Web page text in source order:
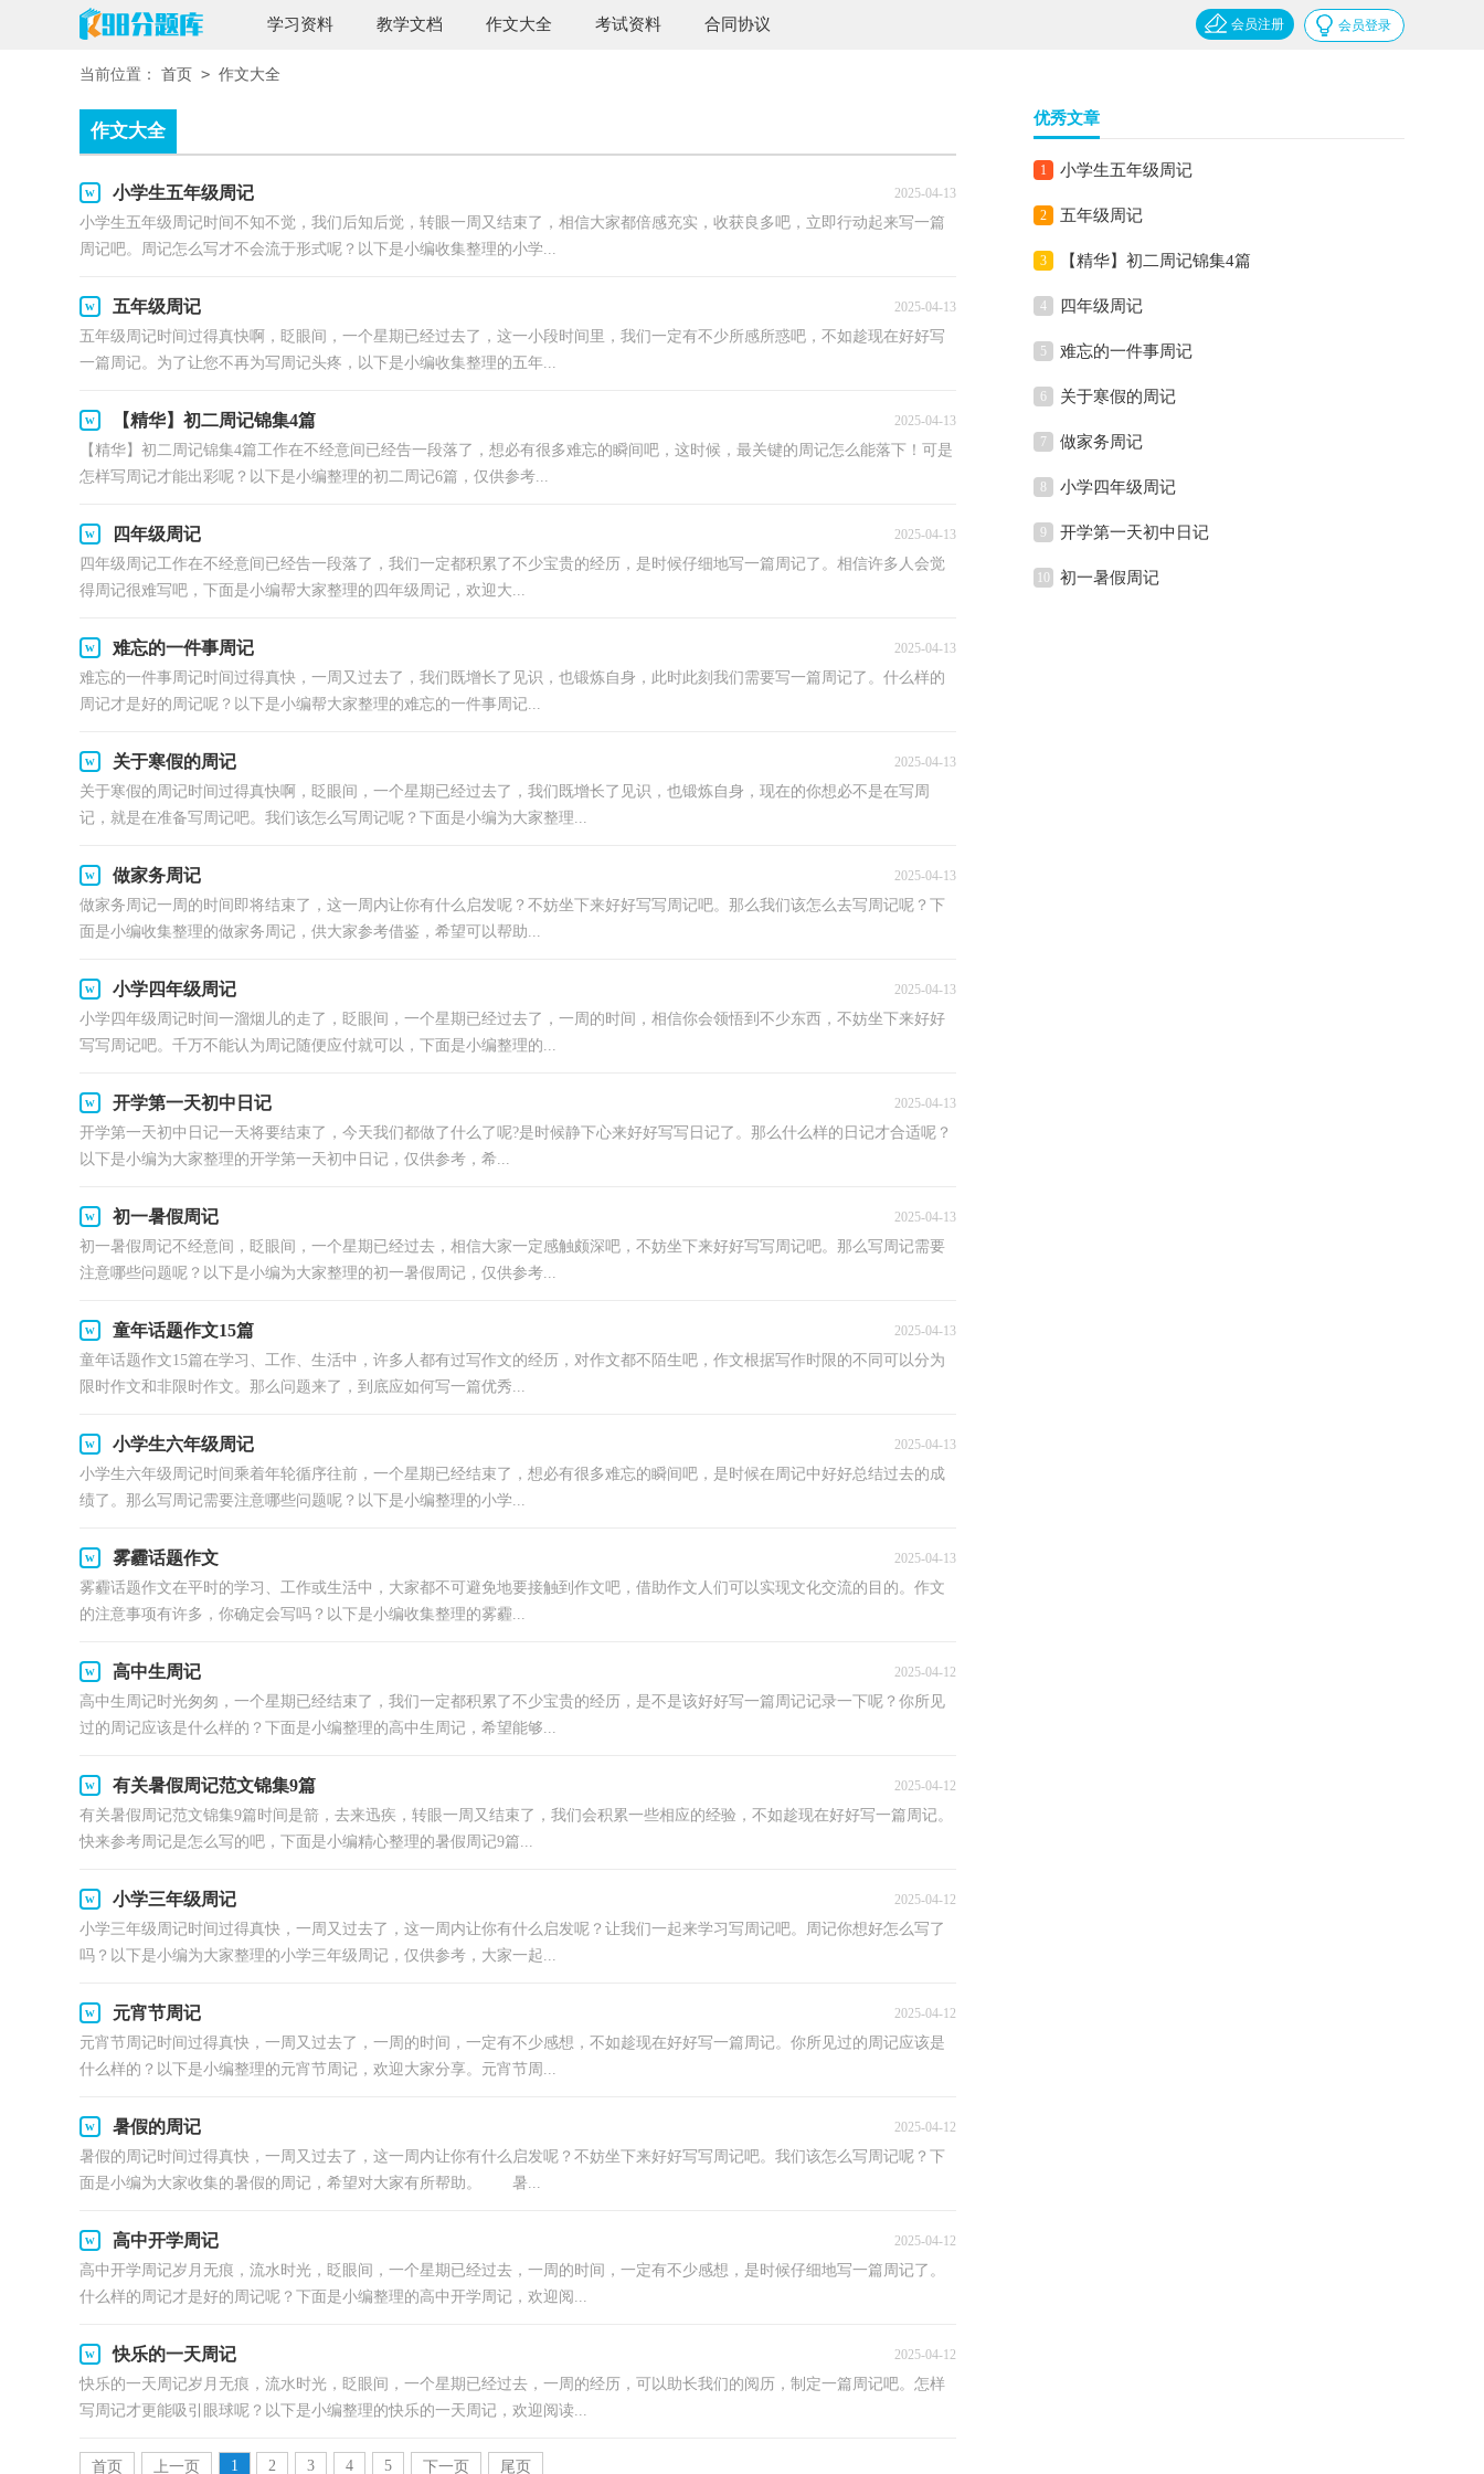
学习资料 教学文档 作文大全 考试资料 合同协议 会员登录
会员注册
当前位置： 首页 > 作文大全
作文大全
小学生五年级周记 2025-04-13
小学生五年级周记时间不知不觉，我们后知后觉，转眼一周又结束了，相信大家都倍感充实，收获良多吧，立即行动起来写一篇
周记吧。周记怎么写才不会流于形式呢？以下是小编收集整理的小学...
五年级周记 2025-04-13
五年级周记时间过得真快啊，眨眼间，一个星期已经过去了，这一小段时间里，我们一定有不少所感所惑吧，不如趁现在好好写
一篇周记。为了让您不再为写周记头疼，以下是小编收集整理的五年...
【精华】初二周记锦集4篇 2025-04-13
【精华】初二周记锦集4篇工作在不经意间已经告一段落了，想必有很多难忘的瞬间吧，这时候，最关键的周记怎么能落下！可是
怎样写周记才能出彩呢？以下是小编整理的初二周记6篇，仅供参考...
四年级周记 2025-04-13
四年级周记工作在不经意间已经告一段落了，我们一定都积累了不少宝贵的经历，是时候仔细地写一篇周记了。相信许多人会觉
得周记很难写吧，下面是小编帮大家整理的四年级周记，欢迎大...
难忘的一件事周记 2025-04-13
难忘的一件事周记时间过得真快，一周又过去了，我们既增长了见识，也锻炼自身，此时此刻我们需要写一篇周记了。什么样的
周记才是好的周记呢？以下是小编帮大家整理的难忘的一件事周记...
关于寒假的周记 2025-04-13
关于寒假的周记时间过得真快啊，眨眼间，一个星期已经过去了，我们既增长了见识，也锻炼自身，现在的你想必不是在写周
记，就是在准备写周记吧。我们该怎么写周记呢？下面是小编为大家整理...
做家务周记 2025-04-13
做家务周记一周的时间即将结束了，这一周内让你有什么启发呢？不妨坐下来好好写写周记吧。那么我们该怎么去写周记呢？下
面是小编收集整理的做家务周记，供大家参考借鉴，希望可以帮助...
小学四年级周记 2025-04-13
小学四年级周记时间一溜烟儿的走了，眨眼间，一个星期已经过去了，一周的时间，相信你会领悟到不少东西，不妨坐下来好好
写写周记吧。千万不能认为周记随便应付就可以，下面是小编整理的...
开学第一天初中日记 2025-04-13
开学第一天初中日记一天将要结束了，今天我们都做了什么了呢?是时候静下心来好好写写日记了。那么什么样的日记才合适呢？
以下是小编为大家整理的开学第一天初中日记，仅供参考，希...
初一暑假周记 2025-04-13
初一暑假周记不经意间，眨眼间，一个星期已经过去，相信大家一定感触颇深吧，不妨坐下来好好写写周记吧。那么写周记需要
注意哪些问题呢？以下是小编为大家整理的初一暑假周记，仅供参考...
童年话题作文15篇 2025-04-13
童年话题作文15篇在学习、工作、生活中，许多人都有过写作文的经历，对作文都不陌生吧，作文根据写作时限的不同可以分为
限时作文和非限时作文。那么问题来了，到底应如何写一篇优秀...
小学生六年级周记 2025-04-13
小学生六年级周记时间乘着年轮循序往前，一个星期已经结束了，想必有很多难忘的瞬间吧，是时候在周记中好好总结过去的成
绩了。那么写周记需要注意哪些问题呢？以下是小编整理的小学...
雾霾话题作文 2025-04-13
雾霾话题作文在平时的学习、工作或生活中，大家都不可避免地要接触到作文吧，借助作文人们可以实现文化交流的目的。作文
的注意事项有许多，你确定会写吗？以下是小编收集整理的雾霾...
高中生周记 2025-04-12
高中生周记时光匆匆，一个星期已经结束了，我们一定都积累了不少宝贵的经历，是不是该好好写一篇周记记录一下呢？你所见
过的周记应该是什么样的？下面是小编整理的高中生周记，希望能够...
有关暑假周记范文锦集9篇 2025-04-12
有关暑假周记范文锦集9篇时间是箭，去来迅疾，转眼一周又结束了，我们会积累一些相应的经验，不如趁现在好好写一篇周记。
快来参考周记是怎么写的吧，下面是小编精心整理的暑假周记9篇...
小学三年级周记 2025-04-12
小学三年级周记时间过得真快，一周又过去了，这一周内让你有什么启发呢？让我们一起来学习写周记吧。周记你想好怎么写了
吗？以下是小编为大家整理的小学三年级周记，仅供参考，大家一起...
元宵节周记 2025-04-12
元宵节周记时间过得真快，一周又过去了，一周的时间，一定有不少感想，不如趁现在好好写一篇周记。你所见过的周记应该是
什么样的？以下是小编整理的元宵节周记，欢迎大家分享。元宵节周...
暑假的周记 2025-04-12
暑假的周记时间过得真快，一周又过去了，这一周内让你有什么启发呢？不妨坐下来好好写写周记吧。我们该怎么写周记呢？下
面是小编为大家收集的暑假的周记，希望对大家有所帮助。 暑...
高中开学周记 2025-04-12
高中开学周记岁月无痕，流水时光，眨眼间，一个星期已经过去，一周的时间，一定有不少感想，是时候仔细地写一篇周记了。
什么样的周记才是好的周记呢？下面是小编整理的高中开学周记，欢迎阅...
快乐的一天周记 2025-04-12
快乐的一天周记岁月无痕，流水时光，眨眼间，一个星期已经过去，一周的经历，可以助长我们的阅历，制定一篇周记吧。怎样
写周记才更能吸引眼球呢？以下是小编整理的快乐的一天周记，欢迎阅读...
首页 上一页 1 2 3 4 5 下一页 尾页
优秀文章
1 小学生五年级周记
2 五年级周记
3 【精华】初二周记锦集4篇
4 四年级周记
5 难忘的一件事周记
6 关于寒假的周记
7 做家务周记
8 小学四年级周记
9 开学第一天初中日记
10 初一暑假周记